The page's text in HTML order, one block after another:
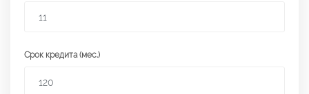
Срок кредита (мес.)